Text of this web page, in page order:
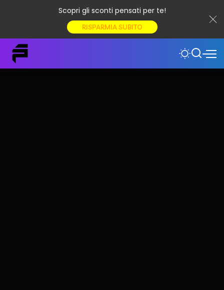
Scopri gli sconti pensati per te!
RISPARMIA SUBITO